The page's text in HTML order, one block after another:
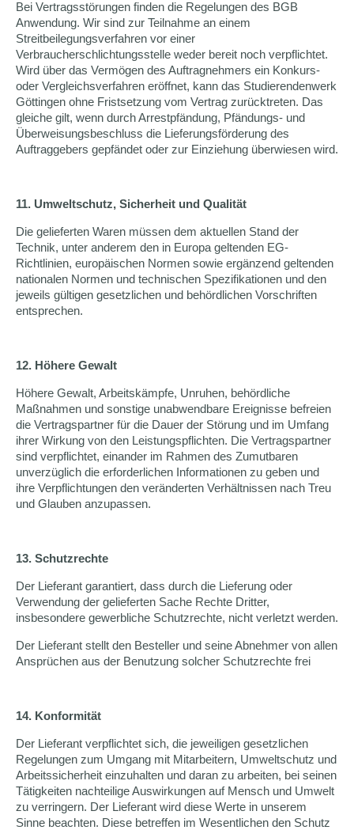
Bei Vertragsstörungen finden die Regelungen des BGB
Anwendung. Wir sind zur Teilnahme an einem
Streitbeilegungsverfahren vor einer
Verbraucherschlichtungsstelle weder bereit noch verpflichtet.
Wird über das Vermögen des Auftragnehmers ein Konkurs-
oder Vergleichsverfahren eröffnet, kann das Studierendenwerk
Göttingen ohne Fristsetzung vom Vertrag zurücktreten. Das
gleiche gilt, wenn durch Arrestpfändung, Pfändungs- und
Überweisungsbeschluss die Lieferungsförderung des
Auftraggebers gepfändet oder zur Einziehung überwiesen wird.
11. Umweltschutz, Sicherheit und Qualität
Die gelieferten Waren müssen dem aktuellen Stand der
Technik, unter anderem den in Europa geltenden EG-
Richtlinien, europäischen Normen sowie ergänzend geltenden
nationalen Normen und technischen Spezifikationen und den
jeweils gültigen gesetzlichen und behördlichen Vorschriften
entsprechen.
12. Höhere Gewalt
Höhere Gewalt, Arbeitskämpfe, Unruhen, behördliche
Maßnahmen und sonstige unabwendbare Ereignisse befreien
die Vertragspartner für die Dauer der Störung und im Umfang
ihrer Wirkung von den Leistungspflichten. Die Vertragspartner
sind verpflichtet, einander im Rahmen des Zumutbaren
unverzüglich die erforderlichen Informationen zu geben und
ihre Verpflichtungen den veränderten Verhältnissen nach Treu
und Glauben anzupassen.
13. Schutzrechte
Der Lieferant garantiert, dass durch die Lieferung oder
Verwendung der gelieferten Sache Rechte Dritter,
insbesondere gewerbliche Schutzrechte, nicht verletzt werden.
Der Lieferant stellt den Besteller und seine Abnehmer von allen
Ansprüchen aus der Benutzung solcher Schutzrechte frei
14. Konformität
Der Lieferant verpflichtet sich, die jeweiligen gesetzlichen
Regelungen zum Umgang mit Mitarbeitern, Umweltschutz und
Arbeitssicherheit einzuhalten und daran zu arbeiten, bei seinen
Tätigkeiten nachteilige Auswirkungen auf Mensch und Umwelt
zu verringern. Der Lieferant wird diese Werte in unserem
Sinne beachten. Diese betreffen im Wesentlichen den Schutz